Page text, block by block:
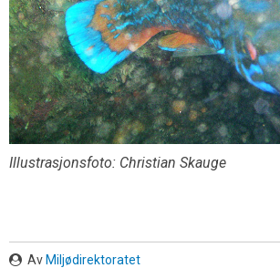
Illustrasjonsfoto: Christian Skauge
Av Miljødirektoratet